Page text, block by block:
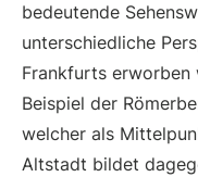
bedeutende
unterschiedliche
Frankfurts erworben
Beispiel der
welcher als
Altstadt bildet